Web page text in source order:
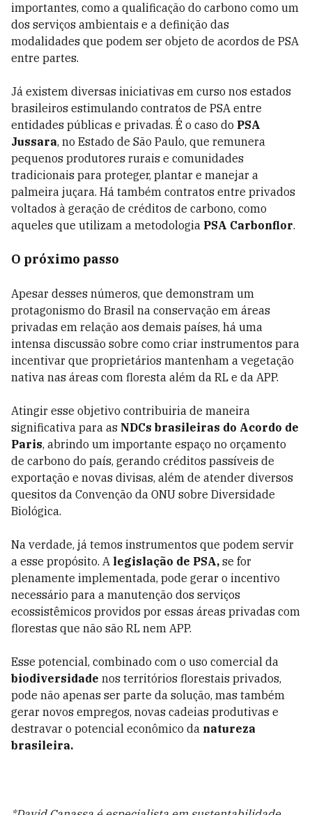
importantes, como a qualificação do carbono como um
dos serviços ambientais e a definição das
modalidades que podem ser objeto de acordos de PSA
entre partes.
Já existem diversas iniciativas em curso nos estados
brasileiros estimulando contratos de PSA entre
entidades públicas e privadas. É o caso do PSA
Jussara, no Estado de São Paulo, que remunera
pequenos produtores rurais e comunidades
tradicionais para proteger, plantar e manejar a
palmeira juçara. Há também contratos entre privados
voltados à geração de créditos de carbono, como
aqueles que utilizam a metodologia PSA Carbonflor.
O próximo passo
Apesar desses números, que demonstram um
protagonismo do Brasil na conservação em áreas
privadas em relação aos demais países, há uma
intensa discussão sobre como criar instrumentos para
incentivar que proprietários mantenham a vegetação
nativa nas áreas com floresta além da RL e da APP.
Atingir esse objetivo contribuiria de maneira
significativa para as NDCs brasileiras do Acordo de
Paris, abrindo um importante espaço no orçamento
de carbono do país, gerando créditos passíveis de
exportação e novas divisas, além de atender diversos
quesitos da Convenção da ONU sobre Diversidade
Biológica.
Na verdade, já temos instrumentos que podem servir
a esse propósito. A legislação de PSA, se for
plenamente implementada, pode gerar o incentivo
necessário para a manutenção dos serviços
ecossistêmicos providos por essas áreas privadas com
florestas que não são RL nem APP.
Esse potencial, combinado com o uso comercial da
biodiversidade nos territórios florestais privados,
pode não apenas ser parte da solução, mas também
gerar novos empregos, novas cadeias produtivas e
destravar o potencial econômico da natureza
brasileira.